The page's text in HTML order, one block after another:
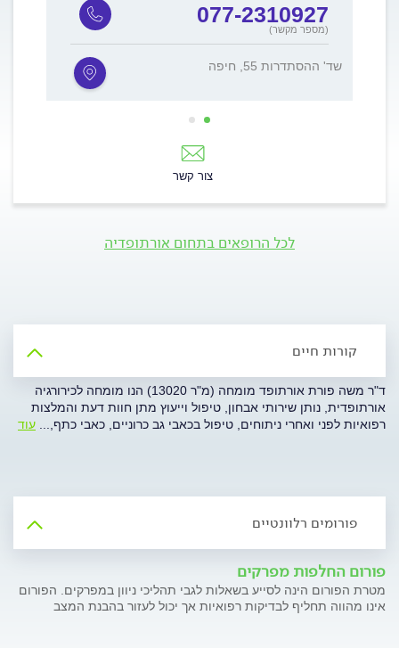
077-2310927
(מספר מקשר)
שד' ההסתדרות 55, חיפה
צור קשר
לכל הרופאים בתחום אורתופדיה
קורות חיים
ד"ר משה פורת אורתופד מומחה (מ"ר 13020) הנו מומחה לכירורגיה
אורתופדית, נותן שירותי אבחון, טיפול וייעוץ מתן חוות דעת והמלצות
רפואיות לפני ואחרי ניתוחים, טיפול בכאבי גב כרוניים, כאבי כתף,... עוד
פורומים רלוונטיים
פורום החלפות מפרקים
מטרת הפורום הינה לסייע בשאלות לגבי תהליכי ניוון במפרקים. הפורום
אינו מהווה תחליף לבדיקות רפואיות אך יכול לעזור בהבנת המצב